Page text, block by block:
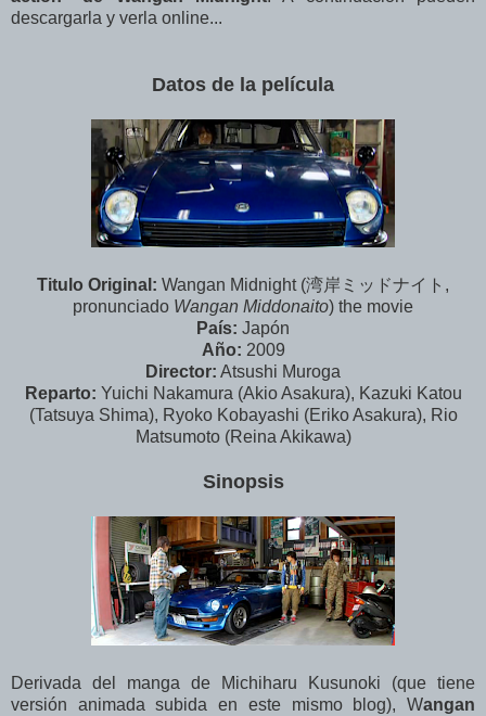
descargarla y verla online...
Datos de la película
Titulo Original: Wangan Midnight (湾岸ミッドナイト,
pronunciado Wangan Middonaito) the movie
País: Japón
Año: 2009
Director: Atsushi Muroga
Reparto: Yuichi Nakamura (Akio Asakura), Kazuki Katou
(Tatsuya Shima), Ryoko Kobayashi (Eriko Asakura), Rio
Matsumoto (Reina Akikawa)
Sinopsis
Derivada del manga de Michiharu Kusunoki (que tiene
versión animada subida en este mismo blog), Wangan